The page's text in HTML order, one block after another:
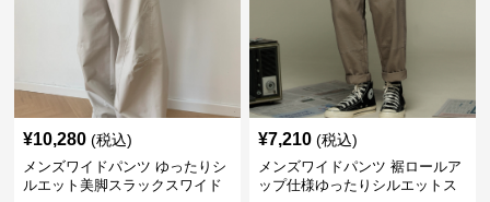
¥10,280 (税込)
メンズワイドパンツ ゆったりシ
ルエット美脚スラックスワイド
¥7,210 (税込)
メンズワイドパンツ 裾ロールア
ップ仕様ゆったりシルエットス